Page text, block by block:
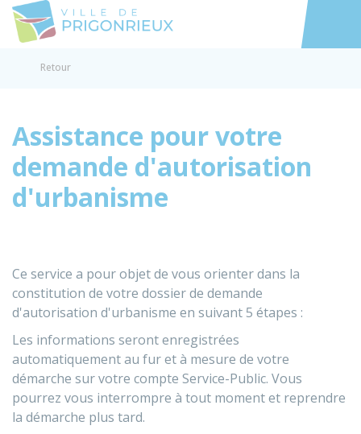
Accéder
Retour
Assistance pour votre
demande d'autorisation
d'urbanisme
Ce service a pour objet de vous orienter dans la
constitution de votre dossier de demande
d'autorisation d'urbanisme en suivant 5 étapes :
Les informations seront enregistrées
automatiquement au fur et à mesure de votre
démarche sur votre compte Service-Public. Vous
pourrez vous interrompre à tout moment et reprendre
la démarche plus tard.